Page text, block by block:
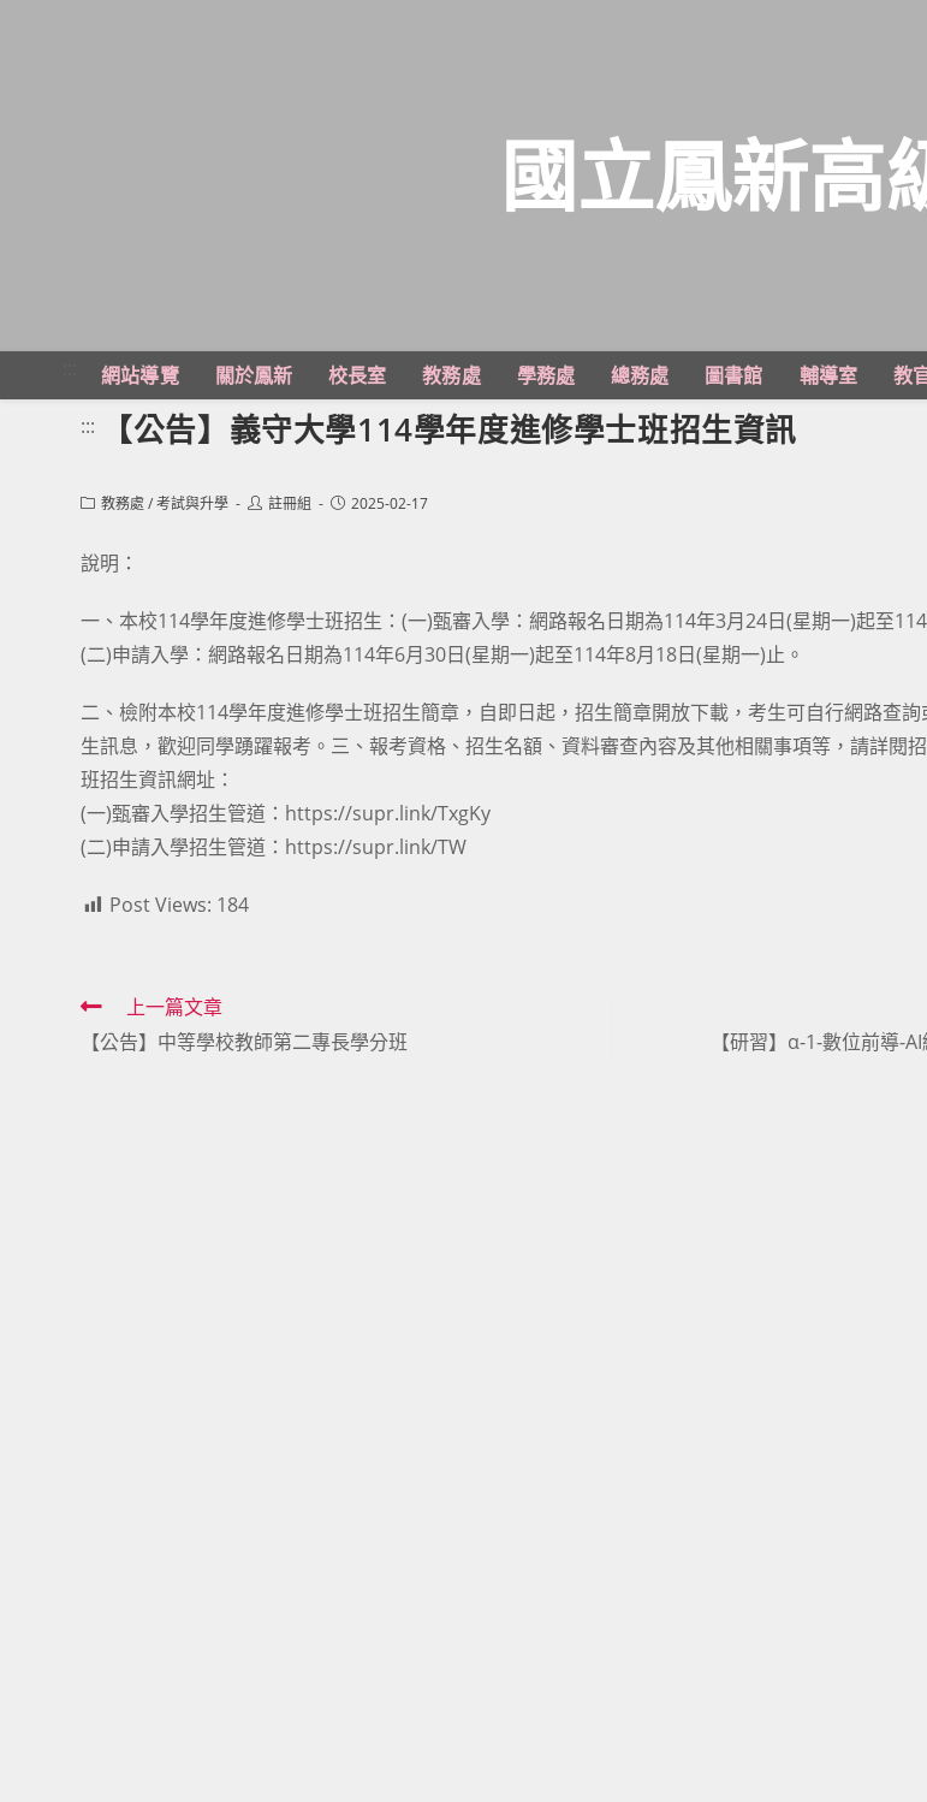
主
國立鳳新高
網站導覽 關於鳳新 校長室 教務處 學務處 總務處 圖書館 輔導室 教
::: 【公告】義守大學114學年度進修學士班招生資訊
Post教務處 /考試與升學
Post註冊組
Post2025-02-17
說明：
一、本校114學年度進修學士班招生：(一)甄審入學：網路報名日期為114年3月24日(星期一)起至
(二)申請入學：網路報名日期為114年6月30日(星期一)起至114年8月18日(星期一)止。
二、檢附本校114學年度進修學士班招生簡章，自即日起，招生簡章開放下載，考生可自行網路查
生訊息，歡迎同學踴躍報考。三、報考資格、招生名額、資料審查內容及其他相關事項等，請詳閱
班招生資訊網址：
(一)甄審入學招生管道： https://supr.link/TxgKy
(二)申請入學招生管道： https://supr.link/TW
Post Views: 184
Read
more
上一篇文章
【公告】中等學校教師第二專長學分班
【研習】α-1-數位前導-